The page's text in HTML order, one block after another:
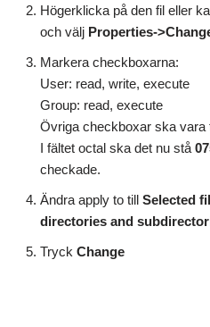
Högerklicka på den fil eller
och välj Properties-
Markera checkboxarna:
User: read, write, execute
Group: read, execute
Övriga checkboxar ska vara
I fältet octal ska det nu stå
checkade.
Ändra apply to till Selected
directories and
Tryck Change